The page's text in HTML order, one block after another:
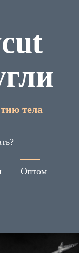
тела
Оптом